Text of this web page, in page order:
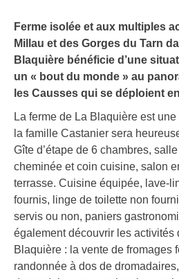
Ferme isolée et aux multiples
Millau et des Gorges du Tarn
Blaquière bénéficie d’une
un « bout du monde » au
les Causses qui se déploient
La ferme de La Blaquière est
la famille Castanier sera
Gîte d’étape de 6 chambres,
cheminée et coin cuisine, salon
terrasse. Cuisine équipée, lave-
fournis, linge de toilette non
servis ou non, paniers
également découvrir les activités
Blaquière : la vente de fromages
randonnée à dos de